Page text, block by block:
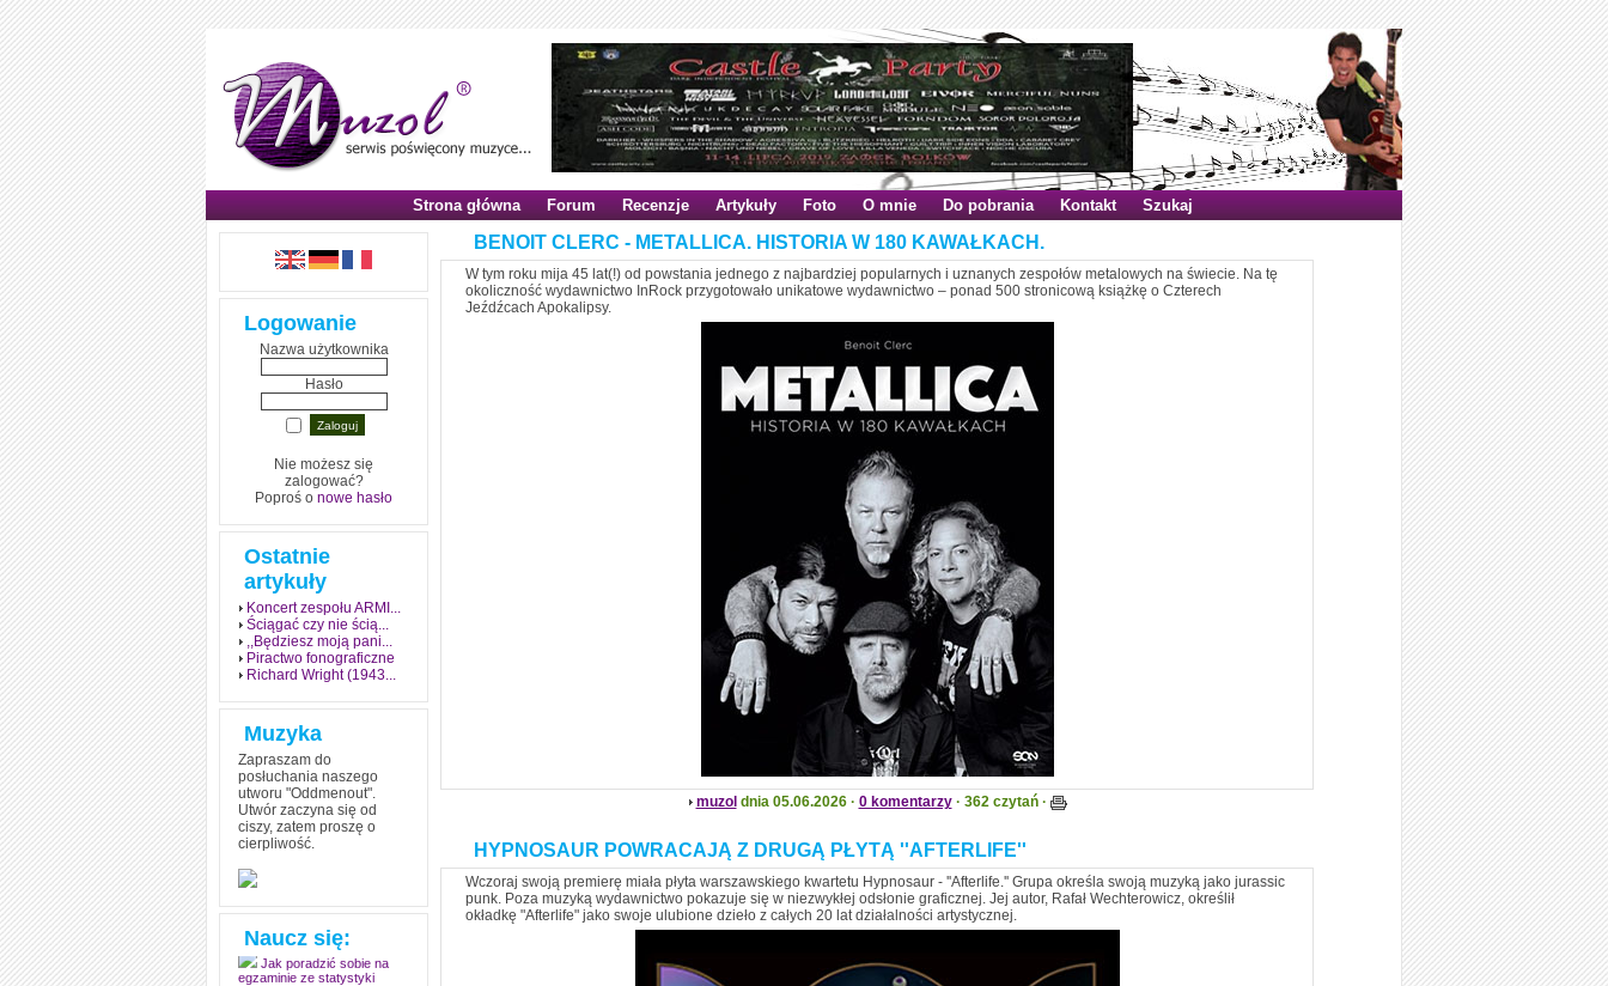
Strona główna Forum Recenzje Artykuły Foto O mnie Do pobrania Kontakt Szukaj
Logowanie
Nazwa użytkownika
Hasło
Nie możesz się
zalogować?
Poproś o nowe hasło
Ostatnie
artykuły
Koncert zespołu ARMI...
Ściągać czy nie ścią...
,,Będziesz moją pani...
Piractwo fonograficzne
Richard Wright (1943...
Muzyka
Zapraszam do
posłuchania naszego
utworu "Oddmenout".
Utwór zaczyna się od
ciszy, zatem proszę o
cierpliwość.
Naucz się:
grozy w muzyce
Jak zdać każdy
egzamin? Poznaj metody
mistrzów
Jak poradzić sobie na
BENOIT CLERC - METALLICA. HISTORIA W 180 KAWAŁKACH.
W tym roku mija 45 lat(!) od powstania jednego z najbardziej popularnych i uznanych zespołów metalowych na świecie. Na tę
okoliczność wydawnictwo InRock przygotowało unikatowe wydawnictwo – ponad 500 stronicową książkę o Czterech
Jeźdźcach Apokalipsy.
muzol dnia 05.06.2026 · 0 komentarzy· 362 czytań ·
HYPNOSAUR POWRACAJĄ Z DRUGĄ PŁYTĄ ''AFTERLIFE''
Wczoraj swoją premierę miała płyta warszawskiego kwartetu Hypnosaur - ''Afterlife.'' Grupa określa swoją muzyką jako jurassic
punk. Poza muzyką wydawnictwo pokazuje się w niezwykłej odsłonie graficznej. Jej autor, Rafał Wechterowicz, określił
okładkę "Afterlife" jako swoje ulubione dzieło z całych 20 lat działalności artystycznej.